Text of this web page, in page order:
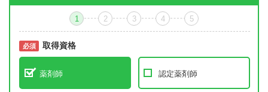
1 2 3 4 5
必須 取得資格
薬剤師 認定薬剤師